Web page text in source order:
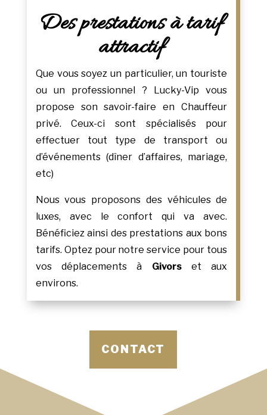
Des prestations à tarif
attractif
Que vous soyez un particulier, un touriste
ou un professionnel ? Lucky-Vip vous
propose son savoir-faire en Chauffeur
privé. Ceux-ci sont spécialisés pour
effectuer tout type de transport ou
d’événements (dîner d’affaires, mariage,
etc)
Nous vous proposons des véhicules de
luxes, avec le confort qui va avec.
Bénéficiez ainsi des prestations aux bons
tarifs. Optez pour notre service pour tous
vos déplacements à Givorset aux
environs.
CONTACT